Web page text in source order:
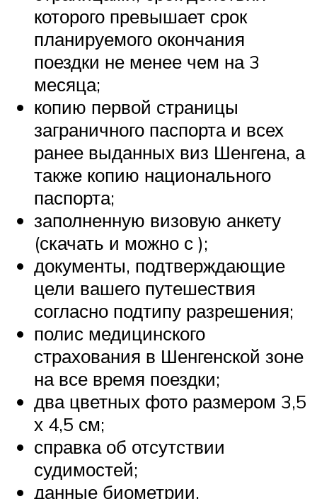
которого превышает срок
планируемого окончания
поездки не менее чем на 3
месяца;
копию первой страницы
заграничного паспорта и всех
ранее выданных виз Шенгена, а
также копию национального
паспорта;
заполненную визовую анкету
(скачать и можно с );
документы, подтверждающие
цели вашего путешествия
согласно подтипу разрешения;
полис медицинского
страхования в Шенгенской зоне
на все время поездки;
два цветных фото размером 3,5
х 4,5 см;
справка об отсутствии
судимостей;
данные биометрии.